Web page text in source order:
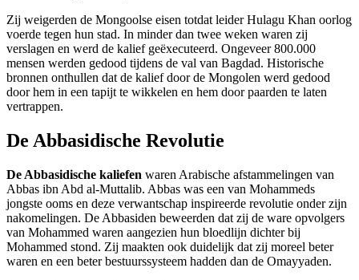
Zij weigerden de Mongoolse eisen totdat leider Hulagu Khan oorlog
voerde tegen hun stad. In minder dan twee weken waren zij
verslagen en werd de kalief geëxecuteerd. Ongeveer 800.000
mensen werden gedood tijdens de val van Bagdad. Historische
bronnen onthullen dat de kalief door de Mongolen werd gedood
door hem in een tapijt te wikkelen en hem door paarden te laten
vertrappen.
De Abbasidische Revolutie
De Abbasidische kaliefen waren Arabische afstammelingen van
Abbas ibn Abd al-Muttalib. Abbas was een van Mohammeds
jongste ooms en deze verwantschap inspireerde revolutie onder zijn
nakomelingen. De Abbasiden beweerden dat zij de ware opvolgers
van Mohammed waren aangezien hun bloedlijn dichter bij
Mohammed stond. Zij maakten ook duidelijk dat zij moreel beter
waren en een beter bestuurssysteem hadden dan de Omayyaden.